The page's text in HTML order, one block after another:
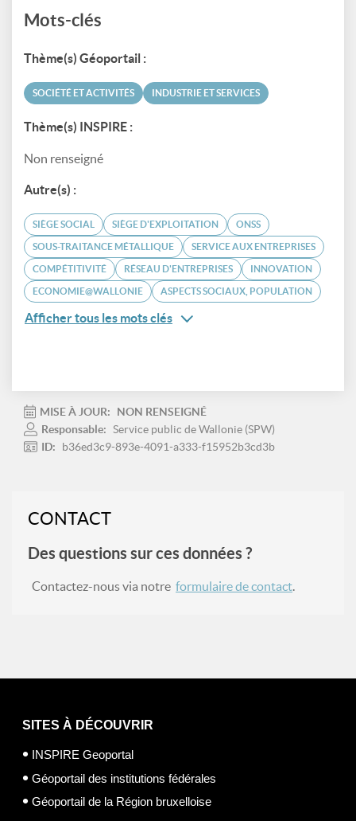
Mots-clés
Thème(s) Géoportail :
SOCIÉTÉ ET ACTIVITÉS INDUSTRIE ET SERVICES
Thème(s) INSPIRE :
Non renseigné
Autre(s) :
SIÈGE SOCIAL SIÈGE D'EXPLOITATION ONSS
SOUS-TRAITANCE MÉTALLIQUE SERVICE AUX ENTREPRISES
COMPÉTITIVITÉ RÉSEAU D'ENTREPRISES INNOVATION
ECONOMIE@WALLONIE ASPECTS SOCIAUX, POPULATION
Afficher tous les mots clés
MISE À JOUR:
NON RENSEIGNÉ
Responsable: Service public de Wallonie (SPW)
ID:
b36ed3c9-893e-4091-a333-f15952b3cd3b
CONTACT
Des questions sur ces données ?
Contactez-nous via notre formulaire de contact.
SITES À DÉCOUVRIR
INSPIRE Geoportal
Géoportail des institutions fédérales
Géoportail de la Région bruxelloise